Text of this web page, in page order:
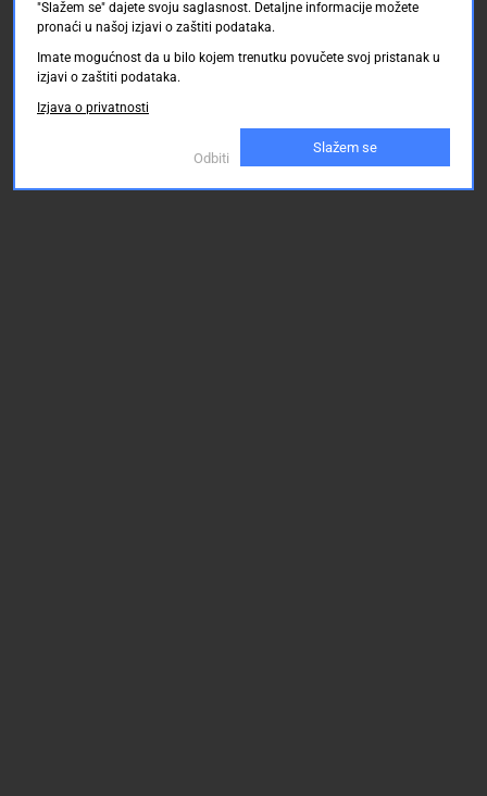
"Slažem se" dajete svoju saglasnost. Detaljne informacije možete
pronaći u našoj izjavi o zaštiti podataka.
Imate mogućnost da u bilo kojem trenutku povučete svoj pristanak u
izjavi o zaštiti podataka.
Izjava o privatnosti
Odbiti
Slažem se